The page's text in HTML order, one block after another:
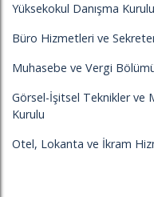
Yüksekokul Danışma Kurulu
Büro Hizmetleri ve
Muhasebe ve Vergi
Görsel-İşitsel Teknikler ve
Kurulu
Otel, Lokanta ve İkram